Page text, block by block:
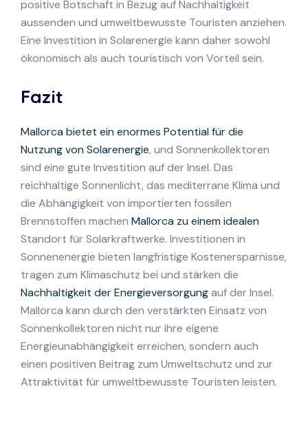
positive Botschaft in Bezug auf Nachhaltigkeit
aussenden und umweltbewusste Touristen anziehen.
Eine Investition in Solarenergie kann daher sowohl
ökonomisch als auch touristisch von Vorteil sein.
Fazit
Mallorca bietet ein enormes Potential für die
Nutzung von Solarenergie, und Sonnenkollektoren
sind eine gute Investition auf der Insel. Das
reichhaltige Sonnenlicht, das mediterrane Klima und
die Abhängigkeit von importierten fossilen
Brennstoffen machen Mallorca zu einem idealen
Standort für Solarkraftwerke. Investitionen in
Sonnenenergie bieten langfristige Kostenersparnisse,
tragen zum Klimaschutz bei und stärken die
Nachhaltigkeit der Energieversorgungauf der Insel.
Mallorca kann durch den verstärkten Einsatz von
Sonnenkollektoren nicht nur ihre eigene
Energieunabhängigkeit erreichen, sondern auch
einen positiven Beitrag zum Umweltschutz und zur
Attraktivität für umweltbewusste Touristen leisten.